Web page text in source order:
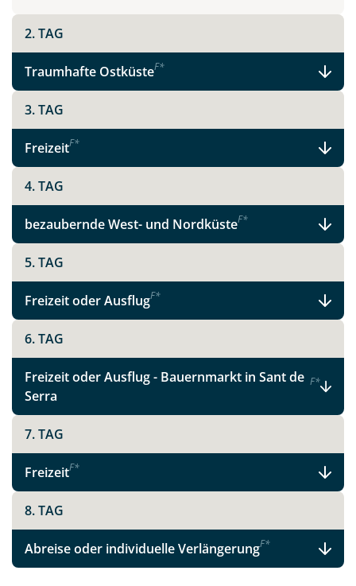
Teile diese Reise
Instagram
X
Telegram
per E-Mail senden
Link kopieren
2. TAG
Traumhafte OstküsteF*
3. TAG
FreizeitF*
4. TAG
bezaubernde West- und NordküsteF*
5. TAG
Freizeit oder AusflugF*
6. TAG
Freizeit oder Ausflug - Bauernmarkt in Sant de
Serra
F*
7. TAG
FreizeitF*
8. TAG
Abreise oder individuelle VerlängerungF*